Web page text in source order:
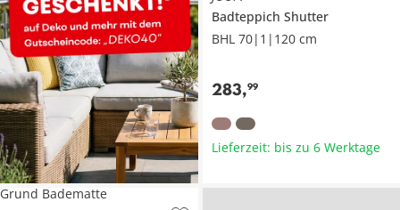
Badteppich Shutter
BHL 70|1|120 cm
283,99
Lieferzeit: bis zu 6 Werktage
Grund Badematte